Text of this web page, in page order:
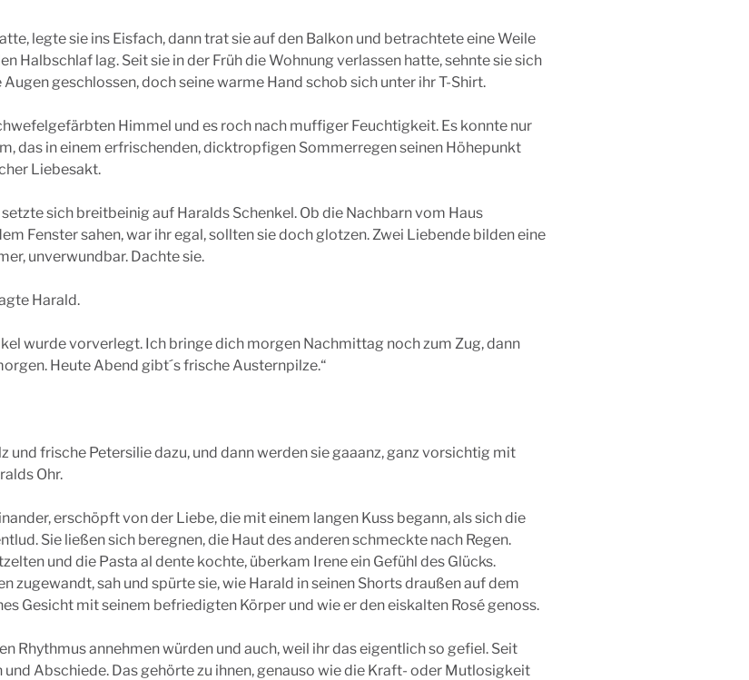
legte sie ins Eisfach, dann trat sie auf den Balkon und betrachtete eine Weile
Halbschlaf lag. Seit sie in der Früh die Wohnung verlassen hatte, sehnte sie sich
geschlossen, doch seine warme Hand schob sich unter ihr T-Shirt.
Himmel und es roch nach muffiger Feuchtigkeit. Es konnte nur
das in einem erfrischenden, dicktropfigen Sommerregen seinen Höhepunkt
Liebesakt.
sich breitbeinig auf Haralds Schenkel. Ob die Nachbarn vom Haus
Fenster sahen, war ihr egal, sollten sie doch glotzen. Zwei Liebende bilden eine
unverwundbar. Dachte sie.
Harald.
wurde vorverlegt. Ich bringe dich morgen Nachmittag noch zum Zug, dann
Heute Abend gibt´s frische Austernpilze.“
und frische Petersilie dazu, und dann werden sie gaaanz, ganz vorsichtig mit
Ohr.
erschöpft von der Liebe, die mit einem langen Kuss begann, als sich die
Sie ließen sich beregnen, die Haut des anderen schmeckte nach Regen.
und die Pasta al dente kochte, überkam Irene ein Gefühl des Glücks.
zugewandt, sah und spürte sie, wie Harald in seinen Shorts draußen auf dem
Gesicht mit seinem befriedigten Körper und wie er den eiskalten Rosé genoss.
Rhythmus annehmen würden und auch, weil ihr das eigentlich so gefiel. Seit
Abschiede. Das gehörte zu ihnen, genauso wie die Kraft- oder Mutlosigkeit